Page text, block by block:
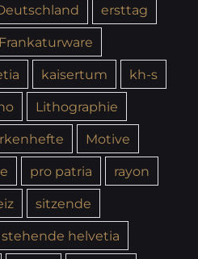
ersttag
Frankaturware
kaisertum
kh-s
Lithographie
Motive
pro patria
rayon
sitzende
stehende helvetia